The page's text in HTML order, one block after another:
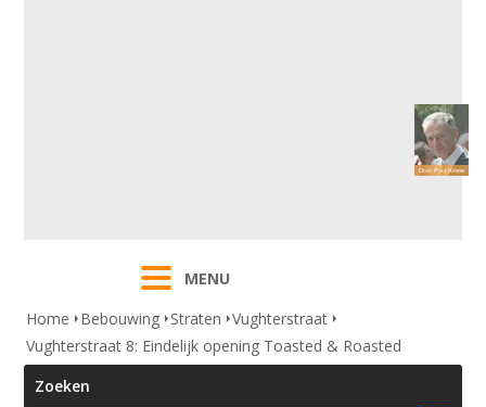
MENU
Home
Bebouwing Straten Vughterstraat
Vughterstraat 8: Eindelijk opening Toasted & Roasted
Zoeken